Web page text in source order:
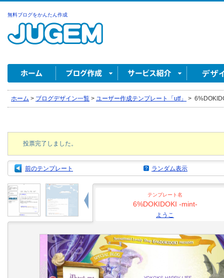
無料ブログをかんたん作成
ホーム > ブログデザイン一覧 > ユーザー作成テンプレート「utf」 >
投票完了しました。
前のテンプレート ランダム表示
テンプレート名
6%DOKIDOKI -mint-
ようこ